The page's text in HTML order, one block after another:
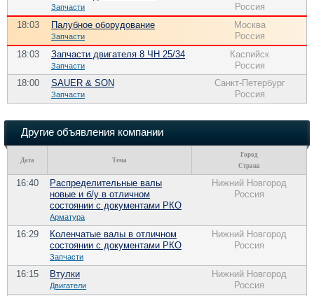
Запчасти
Россия
18:03
Палубное оборудование
Запчасти
Москва
Россия
18:03
Запчасти двигателя 8 ЧН 25/34
Запчасти
Каспийск
Россия
18:00
SAUER & SON
Запчасти
Санкт-Петербург
Россия
Другие объявления компании
Дата Тема
Город
Страна
16:40
Распределительные валы
новые и б/у в отличном
состоянии с документами РКО
Арматура
Нижний Новгород
Россия
16:29
Коленчатые валы в отличном
состоянии с документами РКО
Запчасти
Нижний Новгород
Россия
16:15 Втулки
Двигатели
Нижний Новгород
Россия